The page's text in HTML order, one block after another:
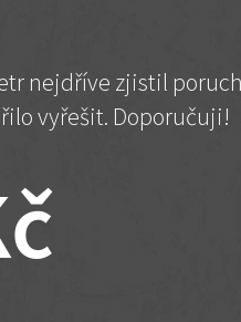
nejdříve zjistil
vyřešit. Doporučuji!